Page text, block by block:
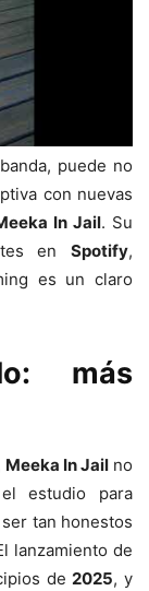
puede no
con nuevas
In Jail. Su
en Spotify,
es un claro
más
Meeka In Jail no
estudio para
tan honestos
lanzamiento de
de2025, y